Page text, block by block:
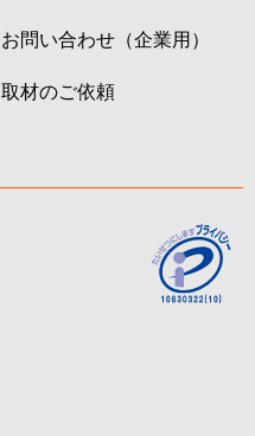
お問い合わせ（企業用）
取材のご依頼